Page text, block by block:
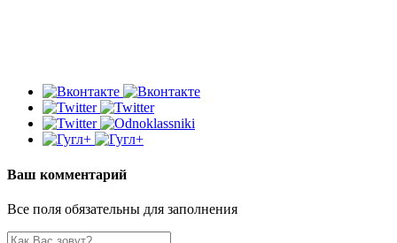
Ваш комментарий
Все поля обязательны для заполнения